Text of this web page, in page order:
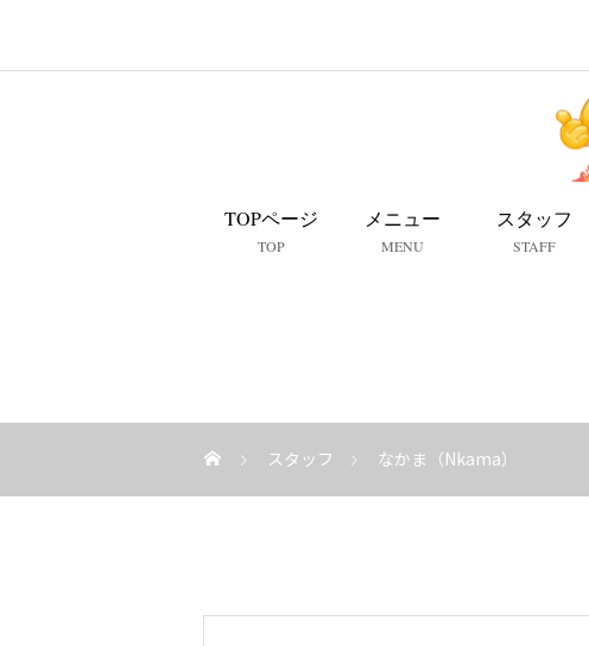
TOPページ
TOP
メニュー
MENU
スタッフ
STAFF
スタッフ なかま（Nkama）